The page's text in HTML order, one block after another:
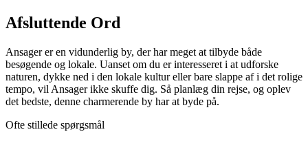
Afsluttende Ord
Ansager er en vidunderlig by, der har meget at tilbyde både
besøgende og lokale. Uanset om du er interesseret i at udforske
naturen, dykke ned i den lokale kultur eller bare slappe af i det rolige
tempo, vil Ansager ikke skuffe dig. Så planlæg din rejse, og oplev
det bedste, denne charmerende by har at byde på.
Ofte stillede spørgsmål